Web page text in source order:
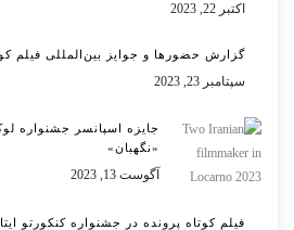
اکتبر 22, 2023
گزارش حضورها و جوایز بین‌المللی فیلم کوتاه
سپتامبر 23, 2023
جایزه اسپانسر جشنواره
«نگهبان»
آگوست 13, 2023
فیلم کوتاه پرونده در جشنواره کنکورتو